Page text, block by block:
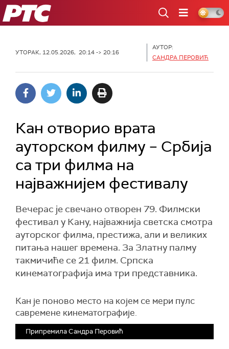
РТС
УТОРАК, 12.05.2026, 20:14 -> 20:16
АУТОР:
САНДРА ПЕРОВИЋ
Кан отворио врата
ауторском филму – Србија
са три филма на
најважнијем фестивалу
Вечерас је свечано отворен 79. Филмски
фестивал у Кану, најважнија светска смотра
ауторског филма, престижа, али и великих
питања нашег времена. За Златну палму
такмичиће се 21 филм. Српска
кинематографија има три представника.
Кан је поново место на којем се мери пулс
савремене кинематографије.
Припремила Сандра Перовић